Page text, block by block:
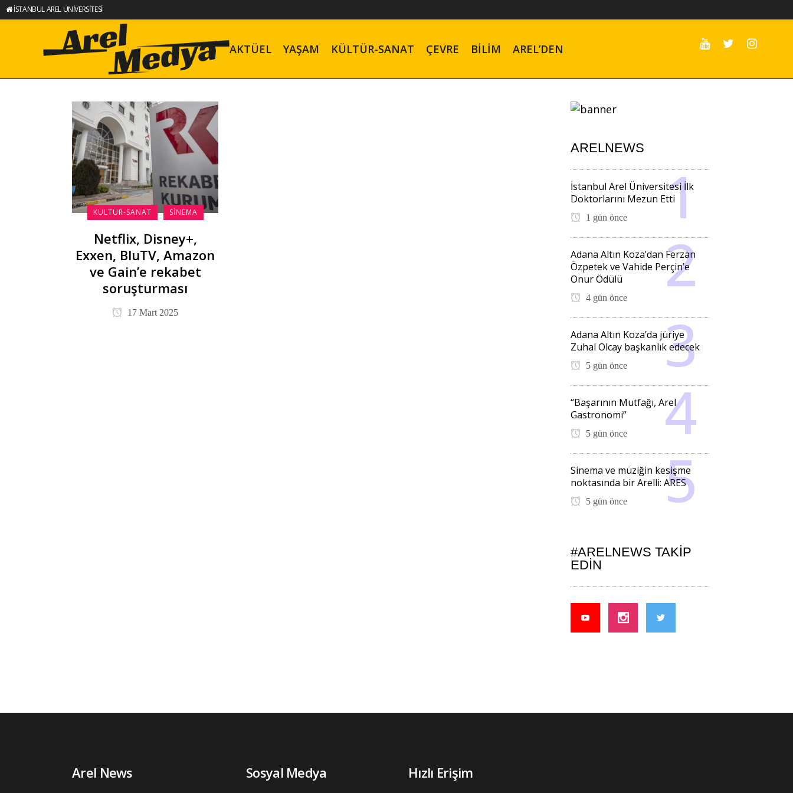
İSTANBUL AREL ÜNİVERSİTESİ
AKTÜEL YAŞAM KÜLTÜR-SANAT ÇEVRE BILIM AREL’DEN
KÜLTÜR-SANAT SINEMA
Netflix, Disney+,
Exxen, BluTV, Amazon
ve Gain’e rekabet
soruşturması
17 Mart 2025
ARELNEWS
İstanbul Arel Üniversitesi İlk
Doktorlarını Mezun Etti
1 gün önce
Adana Altın Koza’dan Ferzan
Özpetek ve Vahide Perçin’e
Onur Ödülü
4 gün önce
Adana Altın Koza’da jüriye
Zuhal Olcay başkanlık edecek
5 gün önce
“Başarının Mutfağı, Arel
Gastronomi”
5 gün önce
Sinema ve müziğin kesişme
noktasında bir Arelli: ARES
5 gün önce
#ARELNEWS TAKIP
EDIN
Arel News Sosyal Medya Hızlı Erişim